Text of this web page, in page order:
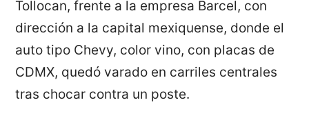
Tollocan, frente a la empresa Barcel, con
dirección a la capital mexiquense, donde el
auto tipo Chevy, color vino, con placas de
CDMX, quedó varado en carriles centrales
tras chocar contra un poste.